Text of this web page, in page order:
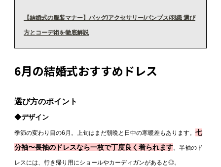
【結婚式の服装マナー】バッグ/アクセサリー/パンプス/羽織 選び
方とコーデ術を徹底解説
6月の結婚式おすすめドレス
選び方のポイント
◆デザイン
季節の変わり目の6月。上旬はまだ朝晩と日中の寒暖差もあります。 七
分袖〜長袖のドレスなら一枚で丁度良く着られます。半袖のド
レスには、行き帰り用にショールやカーディガンがあると◎。